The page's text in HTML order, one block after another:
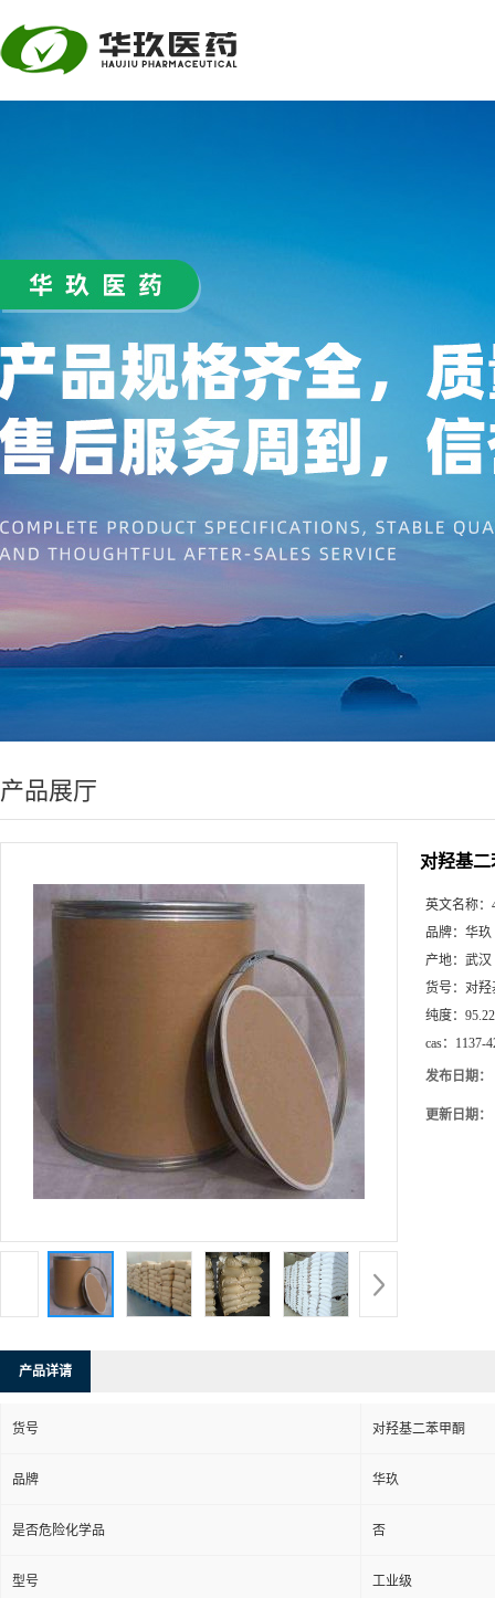
产品展厅
对羟基
英文名称：
品牌： 华玖
产地： 武汉
货号： 对羟
纯度： 95.22
cas： 1137-
发布日期：
更新日期：
产品详请
货号 对羟基二苯甲酮
品牌 华玖
是否危险化学品 否
型号 工业级